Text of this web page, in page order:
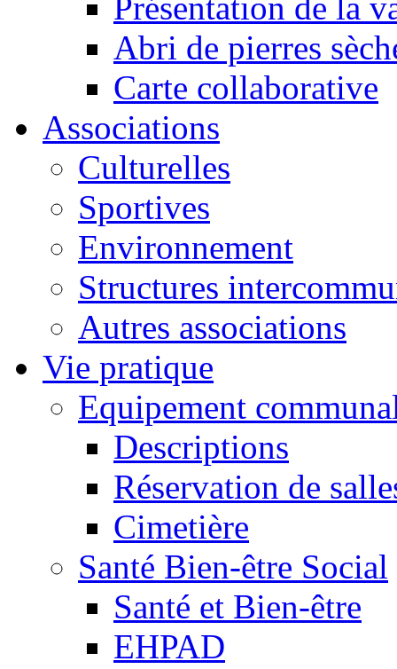
Abri de pierres
Carte collaborative
Associations
Culturelles
Sportives
Environnement
Structures
Autres associations
Vie pratique
Equipement
Descriptions
Réservation de
Cimetière
Santé Bien-être Social
Santé et Bien-être
EHPAD